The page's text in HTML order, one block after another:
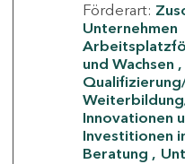
Förderart:
Unternehmen
und Wachsen
Innovationen
Investitionen
Beratung